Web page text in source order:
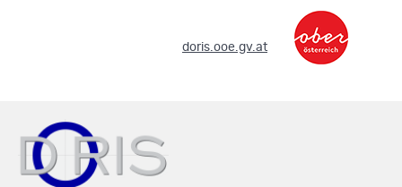
doris.ooe.gv.at.